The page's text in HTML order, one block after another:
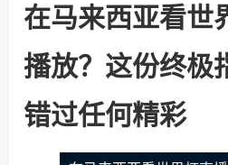
在马来西亚看世
播放？这份终极
错过任何精彩